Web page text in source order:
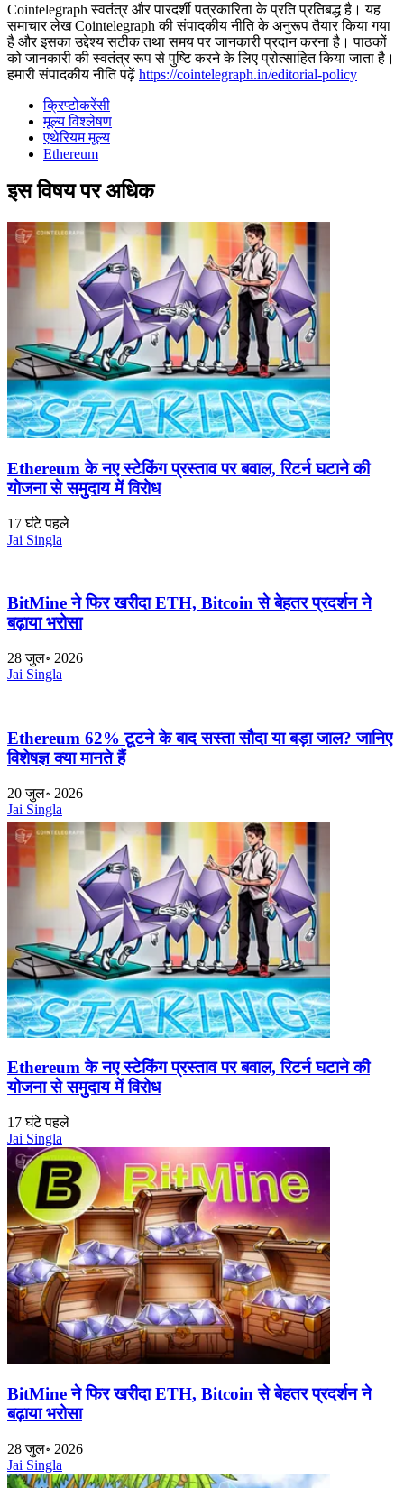
Cointelegraph स्वतंत्र और पारदर्शी पत्रकारिता के प्रति प्रतिबद्ध है। यह
समाचार लेख Cointelegraph की संपादकीय नीति के अनुरूप तैयार किया गया
है और इसका उद्देश्य सटीक तथा समय पर जानकारी प्रदान करना है। पाठकों
को जानकारी की स्वतंत्र रूप से पुष्टि करने के लिए प्रोत्साहित किया जाता है।
हमारी संपादकीय नीति पढ़ें https://cointelegraph.in/editorial-policy
क्रिप्टोकरेंसी
मूल्य विश्लेषण
एथेरियम मूल्य
Ethereum
इस विषय पर अधिक
Ethereum के नए स्टेकिंग प्रस्ताव पर बवाल, रिटर्न घटाने की
योजना से समुदाय में विरोध
17 घंटे पहले
Jai Singla
BitMine ने फिर खरीदा ETH, Bitcoin से बेहतर प्रदर्शन ने
बढ़ाया भरोसा
28 जुल॰ 2026
Jai Singla
Ethereum 62% टूटने के बाद सस्ता सौदा या बड़ा जाल? जानिए
विशेषज्ञ क्या मानते हैं
20 जुल॰ 2026
Jai Singla
Ethereum के नए स्टेकिंग प्रस्ताव पर बवाल, रिटर्न घटाने की
योजना से समुदाय में विरोध
17 घंटे पहले
Jai Singla
BitMine ने फिर खरीदा ETH, Bitcoin से बेहतर प्रदर्शन ने
बढ़ाया भरोसा
28 जुल॰ 2026
Jai Singla